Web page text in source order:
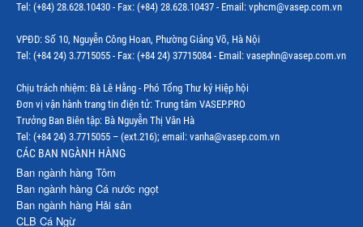
Tel: (+84) 28.628.10430 - Fax: (+84) 28.628.10437 - Email: vphcm@vasep.com.vn
VPĐD: Số 10, Nguyễn Công Hoan, Phường Giảng Võ, Hà Nội
Tel: (+84 24) 3.7715055 - Fax: (+84 24) 37715084 - Email: vasephn@vasep.com.vn
Chịu trách nhiệm: Bà Lê Hằng - Phó Tổng Thư ký Hiệp hội
Đơn vị vận hành trang tin điện tử: Trung tâm VASEP.PRO
Trưởng Ban Biên tập: Bà Nguyễn Thị Vân Hà
Tel: (+84 24) 3.7715055 – (ext.216); email: vanha@vasep.com.vn
CÁC BAN NGÀNH HÀNG
Ban ngành hàng Tôm
Ban ngành hàng Cá nước ngọt
Ban ngành hàng Hải sản
CLB Cá Ngừ